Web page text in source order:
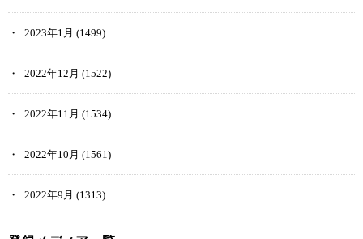
2023年1月 (1499)
2022年12月 (1522)
2022年11月 (1534)
2022年10月 (1561)
2022年9月 (1313)